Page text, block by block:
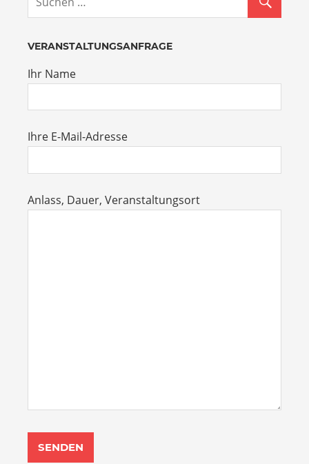
VERANSTALTUNGSANFRAGE
Ihr Name
Ihre E-Mail-Adresse
Anlass, Dauer, Veranstaltungsort